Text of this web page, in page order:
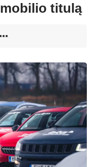
titulą